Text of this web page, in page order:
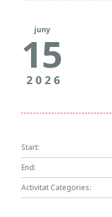
juny
15
2026
Start:
End:
Activitat Categories: